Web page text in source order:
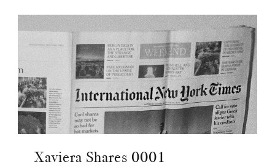
Xaviera Shares 0001